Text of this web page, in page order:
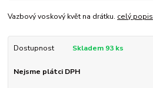
Vazbový voskový květ na drátku. celý popis
Dostupnost Skladem 93 ks
Nejsme plátci DPH